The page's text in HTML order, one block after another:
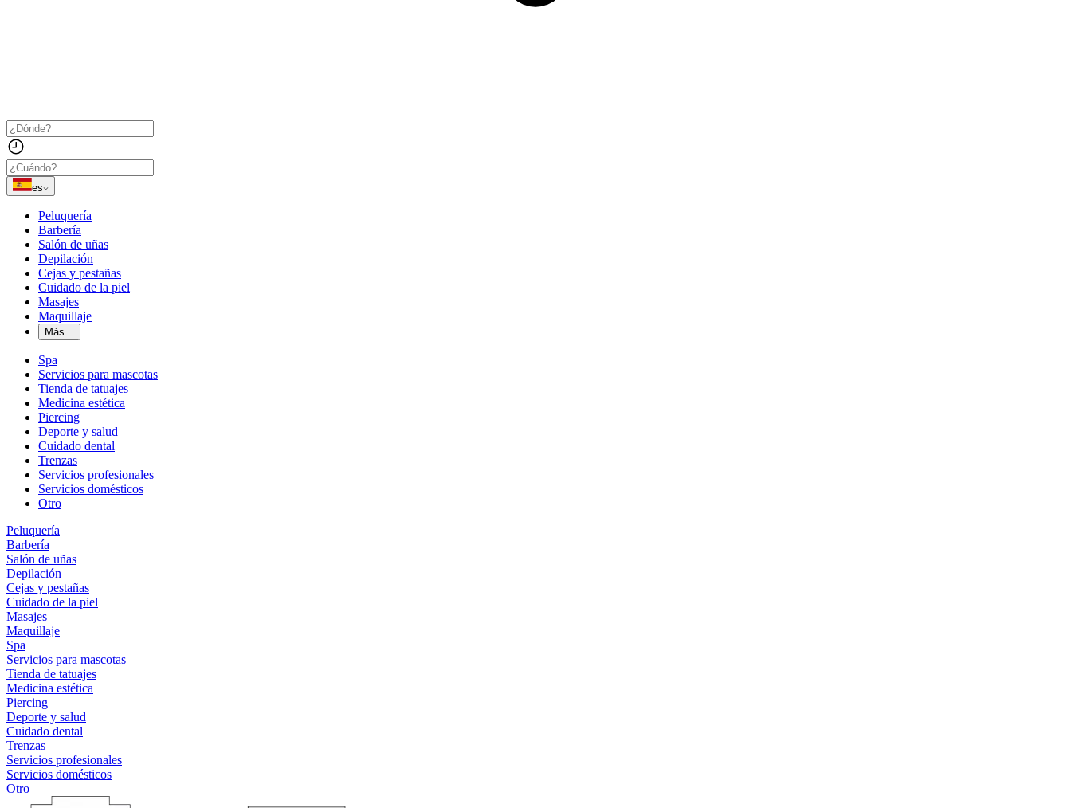
es
Peluquería
Barbería
Salón de uñas
Depilación
Cejas y pestañas
Cuidado de la piel
Masajes
Maquillaje
Más...
Spa
Servicios para mascotas
Tienda de tatuajes
Medicina estética
Piercing
Deporte y salud
Cuidado dental
Trenzas
Servicios profesionales
Servicios domésticos
Otro
Peluquería
Barbería
Salón de uñas
Depilación
Cejas y pestañas
Cuidado de la piel
Masajes
Maquillaje
Spa
Servicios para mascotas
Tienda de tatuajes
Medicina estética
Piercing
Deporte y salud
Cuidado dental
Trenzas
Servicios profesionales
Servicios domésticos
Otro